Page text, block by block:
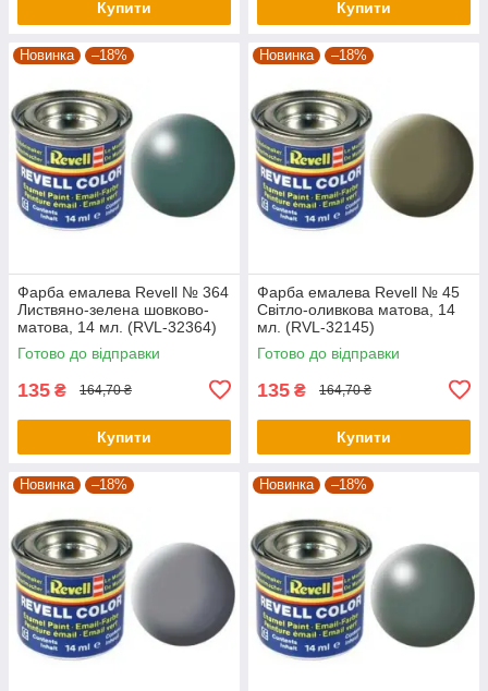
Купити Купити
Новинка –18%
Фарба емалева Revell № 364
Листвяно-зелена шовково-
матова, 14 мл. (RVL-32364)
Готово до відправки
135 ₴ 164,70 ₴
Купити
Новинка –18%
Фарба емалева Revell № 45
Світло-оливкова матова, 14
мл. (RVL-32145)
Готово до відправки
135 ₴ 164,70 ₴
Купити
Новинка –18% Новинка –18%